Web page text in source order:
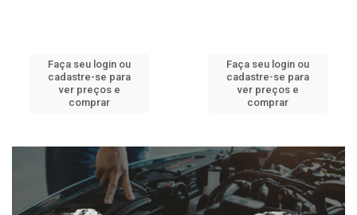
Faça seu login ou
cadastre-se para
ver preços e
comprar
Faça seu login ou
cadastre-se para
ver preços e
comprar